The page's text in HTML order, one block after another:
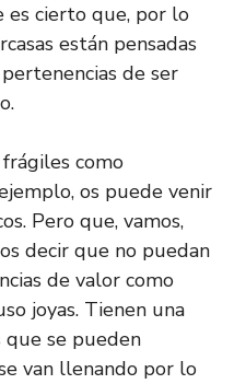
es cierto que, por lo
están pensadas
de ser
como
os puede venir
Pero que, vamos,
decir que no puedan
de valor como
joyas. Tienen una
se pueden
van llenando por lo